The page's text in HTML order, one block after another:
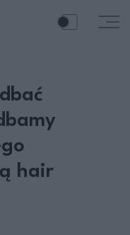
hair